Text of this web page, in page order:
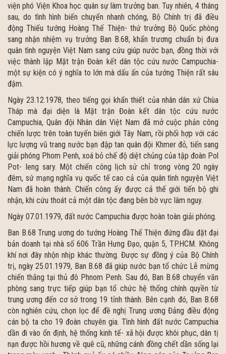
viện phó Viện Khoa học quân sự làm trưởng ban. Tuy nhiên, 4 tháng
sau, do tình hình biến chuyển nhanh chóng, Bộ Chính trị đã điều
động Thiếu tướng Hoàng Thế Thiện- thứ trưởng Bộ Quốc phòng
sang nhận nhiệm vụ trưởng Ban B.68, khẩn trương chuẩn bị đưa
quân tình nguyện Việt Nam sang cứu giúp nước bạn, đồng thời với
việc thành lập Mặt trận Đoàn kết dân tộc cứu nước Campuchia-
một sự kiện có ý nghĩa to lớn mà dấu ấn của tướng Thiện rất sâu
đậm.
Ngày 23.12.1978, theo tiếng gọi khẩn thiết của nhân dân xứ Chùa
Tháp mà đại diện là Mặt trận Đoàn kết dân tộc cứu nước
Campuchia, Quân đội Nhân dân Việt Nam đã mở cuộc phản công
chiến lược trên toàn tuyến biên giới Tây Nam, rồi phối hợp với các
lực lượng vũ trang nước bạn đập tan quân đội Khmer đỏ, tiến sang
giải phóng Phom Penh, xoá bỏ chế độ diệt chủng của tập đoàn Pol
Pot- Ieng sary. Một chiến công lịch sử chỉ trong vòng 20 ngày
đêm, sứ mạng nghĩa vụ quốc tế cao cả của quân tình nguyện Việt
Nam đã hoàn thành. Chiến công ấy được cả thế giới tiến bộ ghi
nhận, khi cứu thoát cả một dân tộc đang bên bờ vực lâm nguy.
Ngày 07.01.1979, đất nước Campuchia được hoàn toàn giải phóng.
Ban B.68 Trung ương do tướng Hoàng Thế Thiện đứng đầu đặt đại
bản doanh tại nhà số 606 Trần Hưng Đạo, quận 5, TP.HCM. Không
khí nơi đây nhộn nhịp khác thường. Được sự đồng ý của Bộ Chính
trị, ngày 25.01.1979, Ban B.68 đã giúp nước bạn tổ chức Lễ mừng
chiến thắng tại thủ đô Phnom Penh. Sau đó, Ban B.68 chuyển văn
phòng sang trực tiếp giúp bạn tổ chức hệ thống chính quyền từ
trung ương đến cơ sở trong 19 tỉnh thành. Bên cạnh đó, Ban B.68
còn nghiên cứu, chọn lọc để đề nghị Trung ương Đảng điều động
cán bộ ta cho 19 đoàn chuyên gia. Tình hình đất nước Campuchia
dần đi vào ổn định, hệ thống kinh tế- xã hội được khôi phục, dân tị
nạn được hồi hương về quê cũ, những cánh đồng chết dần sống lại